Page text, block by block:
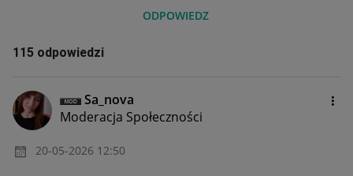
ODPOWIEDZ
115 odpowiedzi
Sa_nova
Moderacja Społeczności
‎20-05-2026 12:50